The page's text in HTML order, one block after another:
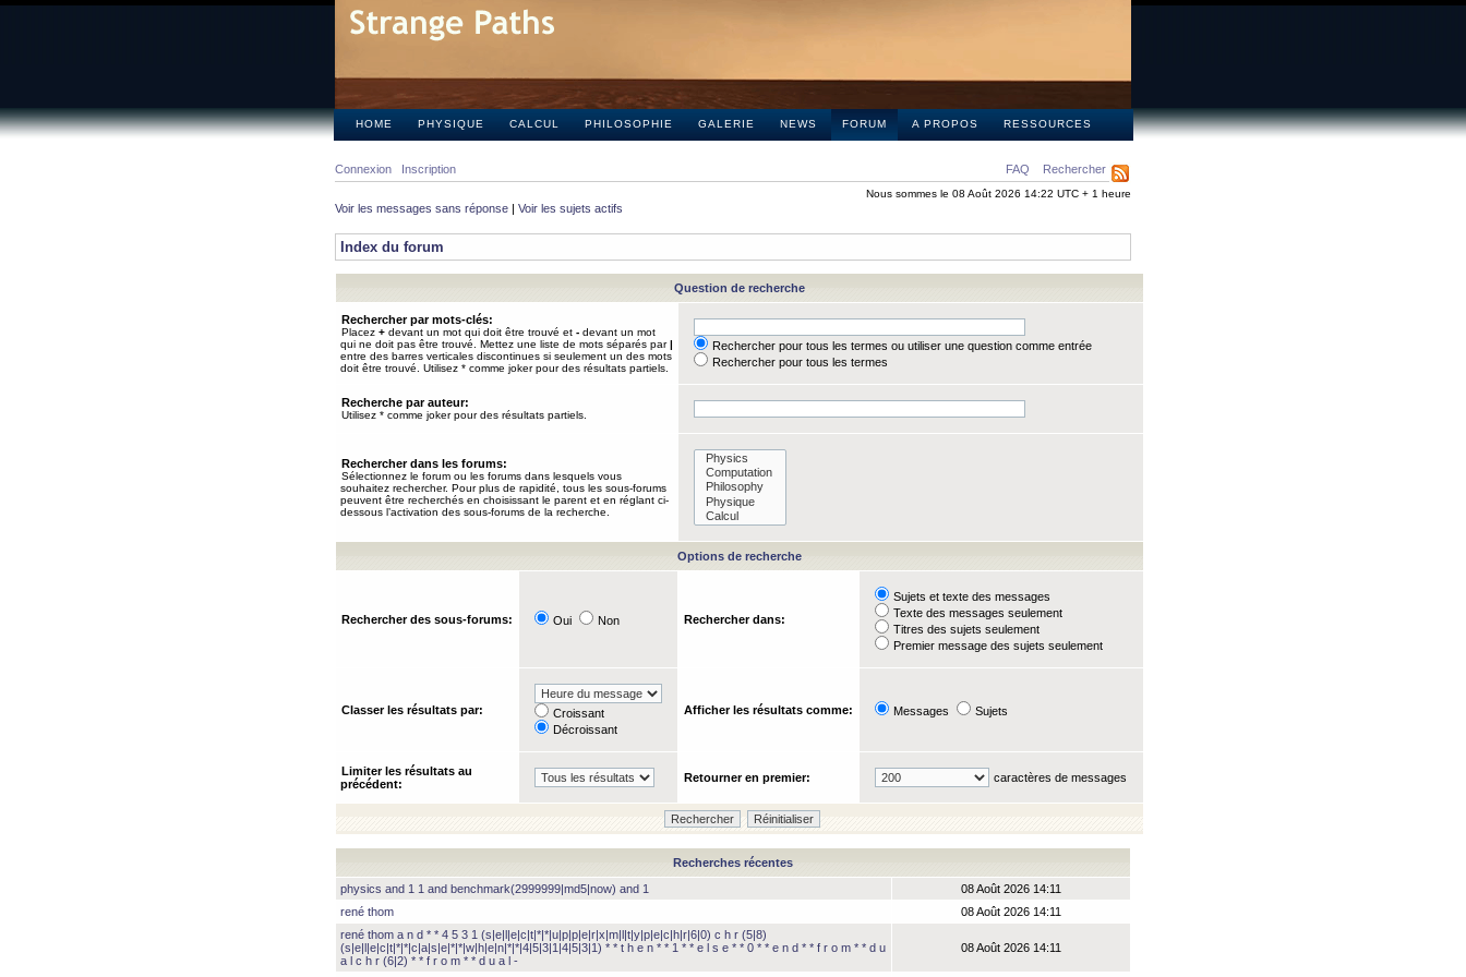
HOME PHYSIQUE CALCUL PHILOSOPHIE GALERIE NEWS FORUM A PROPOS RESSOURCES
FAQ Rechercher
Connexion Inscription
Nous sommes le 08 Août 2026 14:22 UTC + 1 heure
Voir les messages sans réponse | Voir les sujets actifs
Index du forum
Question de recherche
Rechercher par mots-clés:
Placez + devant un mot qui doit être trouvé et - devant un mot
qui ne doit pas être trouvé. Mettez une liste de mots séparés par|
entre des barres verticales discontinues si seulement un des mots
doit être trouvé. Utilisez * comme joker pour des résultats partiels.
Rechercher pour tous les termes ou utiliser une question comme entrée
Rechercher pour tous les termes
Recherche par auteur:
Utilisez * comme joker pour des résultats partiels.
Rechercher dans les forums:
Sélectionnez le forum ou les forums dans lesquels vous
souhaitez rechercher. Pour plus de rapidité, tous les sous-forums
peuvent être recherchés en choisissant le parent et en réglant ci-
dessous l’activation des sous-forums de la recherche.
Options de recherche
Rechercher des sous-forums: Oui Non Rechercher dans:
Sujets et texte des messages
Texte des messages seulement
Titres des sujets seulement
Premier message des sujets seulement
Classer les résultats par:
Croissant
Décroissant
Afficher les résultats comme: Messages Sujets
Limiter les résultats au
précédent:
Retourner en premier: caractères de messages
Recherches récentes
physics and 1 1 and benchmark(2999999|md5|now) and 1
08 Août 2026 14:11
rené thom
08 Août 2026 14:11
rené thom a n d * * 4 5 3 1 (s|e|l|e|c|t|*|*|u|p|p|e|r|x|m|l|t|y|p|e|c|h|r|6|0) c h r (5|8)
(s|e|l|e|c|t|*|*|c|a|s|e|*|*|w|h|e|n|*|*|4|5|3|1|4|5|3|1) * * t h e n * * 1 * * e l s e * * 0 * * e n d * * f r o m * * d u
a l c h r (6|2) * * f r o m * * d u a l -
08 Août 2026 14:11